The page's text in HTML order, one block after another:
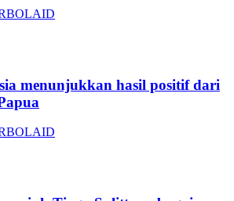
menunjukkan hasil positif dari